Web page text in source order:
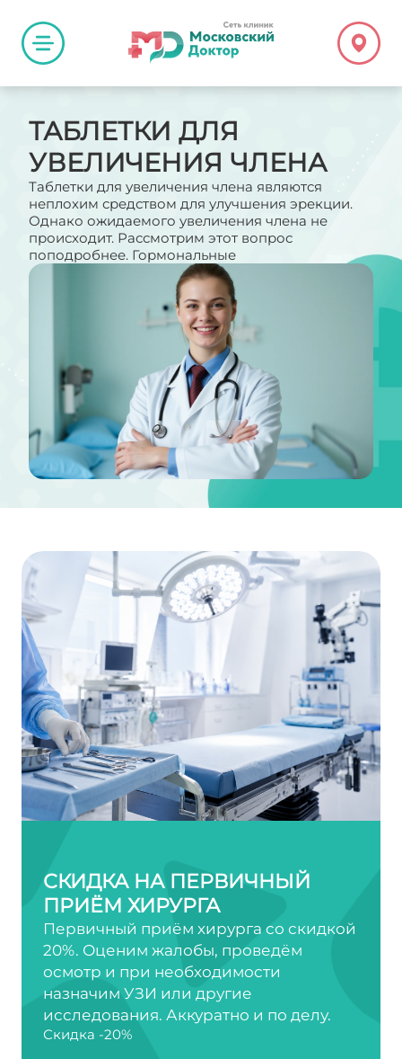
ТАБЛЕТКИ ДЛЯ
УВЕЛИЧЕНИЯ ЧЛЕНА
Таблетки для увеличения члена являются
неплохим средством для улучшения эрекции.
Однако ожидаемого увеличения члена не
происходит. Рассмотрим этот вопрос
поподробнее. Гормональные
СКИДКА НА ПЕРВИЧНЫЙ
ПРИЁМ ХИРУРГА
Первичный приём хирурга со скидкой
20%. Оценим жалобы, проведём
осмотр и при необходимости
назначим УЗИ или другие
исследования. Аккуратно и по делу.
Скидка -20%